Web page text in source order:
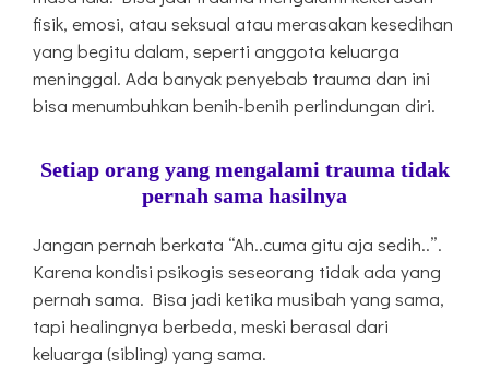
fisik, emosi, atau seksual atau merasakan kesedihan
yang begitu dalam, seperti anggota keluarga
meninggal. Ada banyak penyebab trauma dan ini
bisa menumbuhkan benih-benih perlindungan diri.
Setiap orang yang mengalami trauma tidak
pernah sama hasilnya
Jangan pernah berkata “Ah..cuma gitu aja sedih..”.
Karena kondisi psikogis seseorang tidak ada yang
pernah sama. Bisa jadi ketika musibah yang sama,
tapi healingnya berbeda, meski berasal dari
keluarga (sibling) yang sama.